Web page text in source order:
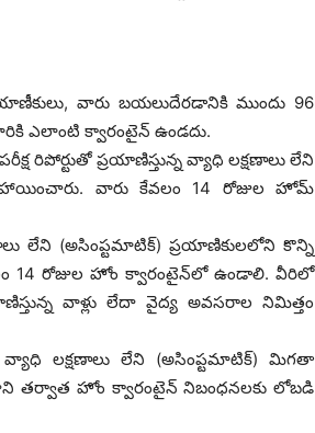
వారు బయలుదేరడానికి ముందు 96
ఎలాంటి క్వారంటైన్ ఉండదు.
రిపోర్టుతో ప్రయాణిస్తున్న వ్యాధి లక్షణాలు లేని
వారు కేవలం 14 రోజుల హోమ్
లేని (అసింప్టమాటిక్) ప్రయాణికులలోని కొన్ని
14 రోజుల హోం క్వారంటైన్‌లో ఉండాలి. వీరిలో
వాళ్లు లేదా వైద్య అవసరాల నిమిత్తం
వ్యాధి లక్షణాలు లేని (అసింప్టమాటిక్) మిగతా
తర్వాత హోం క్వారంటైన్ నిబంధనలకు లోబడి